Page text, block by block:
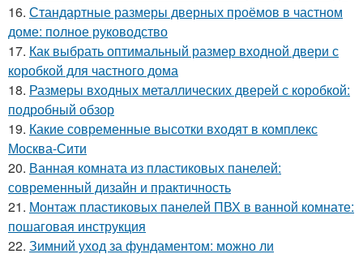
16. Стандартные размеры дверных проёмов в частном
доме: полное руководство
17. Как выбрать оптимальный размер входной двери с
коробкой для частного дома
18. Размеры входных металлических дверей с коробкой:
подробный обзор
19. Какие современные высотки входят в комплекс
Москва-Сити
20. Ванная комната из пластиковых панелей:
современный дизайн и практичность
21. Монтаж пластиковых панелей ПВХ в ванной комнате:
пошаговая инструкция
22. Зимний уход за фундаментом: можно ли